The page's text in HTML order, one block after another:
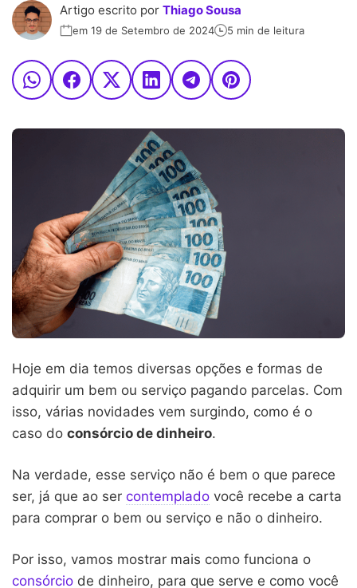
Artigo escrito por Thiago Sousa
em 19 de Setembro de 2024 5 min de leitura
Hoje em dia temos diversas opções e formas de
adquirir um bem ou serviço pagando parcelas. Com
isso, várias novidades vem surgindo, como é o
caso do consórcio de dinheiro.
Na verdade, esse serviço não é bem o que parece
ser, já que ao ser contemplado você recebe a carta
para comprar o bem ou serviço e não o dinheiro.
Por isso, vamos mostrar mais como funciona o
consórcio de dinheiro, para que serve e como você